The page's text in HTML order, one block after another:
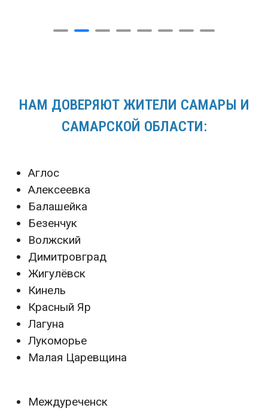
НАМ ДОВЕРЯЮТ ЖИТЕЛИ САМАРЫ И
САМАРСКОЙ ОБЛАСТИ:
Аглос
Алексеевка
Балашейка
Безенчук
Волжский
Димитровград
Жигулёвск
Кинель
Красный Яр
Лагуна
Лукоморье
Малая Царевщина
Междуреченск